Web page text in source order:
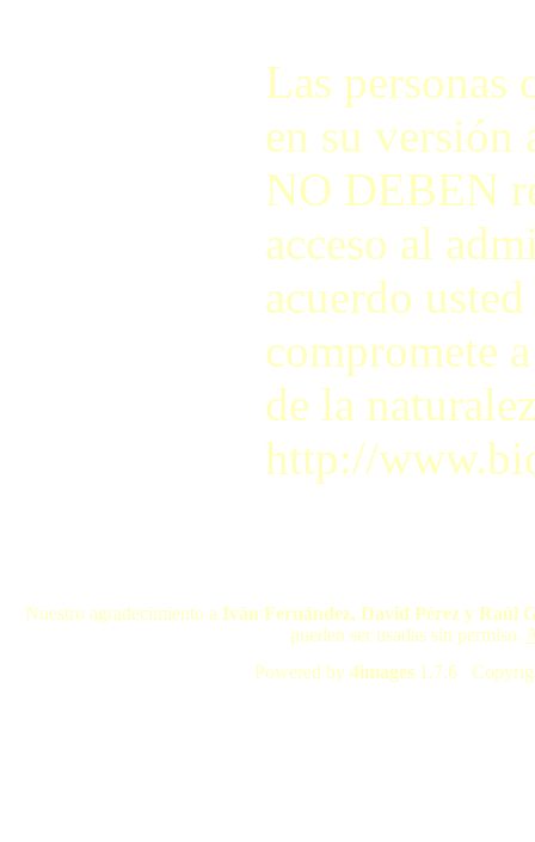
Las personas
en su versión
NO DEBEN
acceso al
acuerdo
compromete
de la
http://
Nuestro agradecimiento a Iván Fernández, David Pérez y Raúl
pueden ser usadas sin permiso.
Powered by 4images 1.7.6